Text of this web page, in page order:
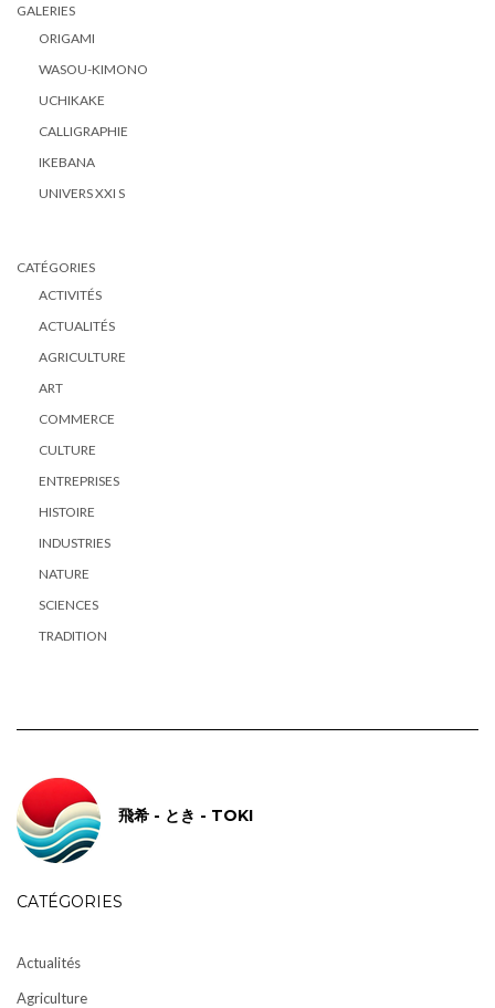
GALERIES
ORIGAMI
WASOU-KIMONO
UCHIKAKE
CALLIGRAPHIE
IKEBANA
UNIVERS XXI S
CATÉGORIES
ACTIVITÉS
ACTUALITÉS
AGRICULTURE
ART
COMMERCE
CULTURE
ENTREPRISES
HISTOIRE
INDUSTRIES
NATURE
SCIENCES
TRADITION
飛希 - とき - TOKI
CATÉGORIES
Actualités
Agriculture